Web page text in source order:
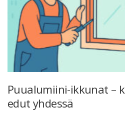
Puualumiini-ikkunat –
edut yhdessä